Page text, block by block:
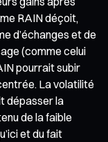
RAIN déçoit,
d’échanges et de
(comme celui
pourrait subir
La volatilité
dépasser la
de la faible
et du fait